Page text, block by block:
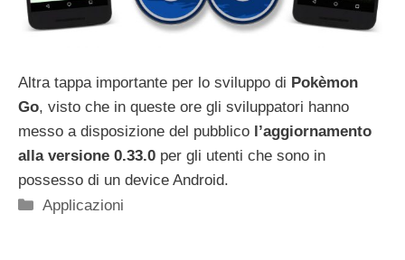
Altra tappa importante per lo sviluppo di Pokèmon
Go, visto che in queste ore gli sviluppatori hanno
messo a disposizione del pubblico l’aggiornamento
alla versione 0.33.0 per gli utenti che sono in
possesso di un device Android.
Categorie
Applicazioni